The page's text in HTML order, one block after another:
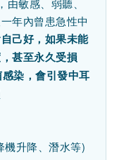
敏感、弱聽、
年內曾患急性中
己好，如果未能
甚至永久受損
染，會引發中耳
機升降、潛水等)